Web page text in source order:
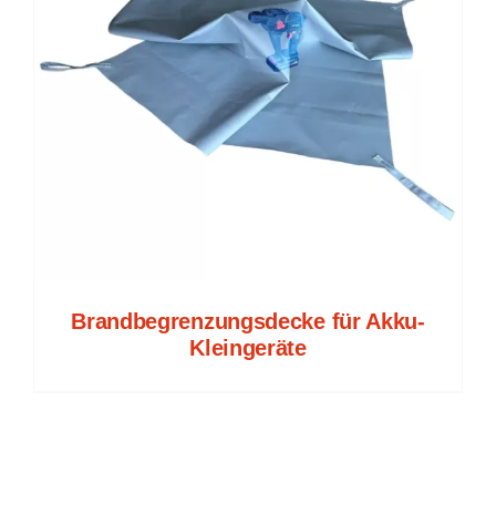
Brandbegrenzungsdecke für Akku-
Kleingeräte